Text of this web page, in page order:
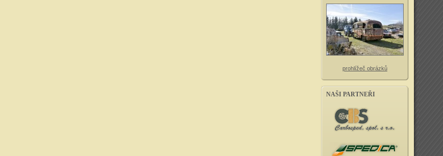
prohlížeč obrázků
NAŠI PARTNEŘI